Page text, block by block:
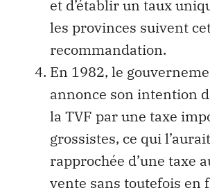
et d’établir un taux
les provinces suivent
recommandation.
En 1982, le
annonce son intention
la TVF par une taxe
grossistes, ce qui l’aurait
rapprochée d’une taxe
vente sans toutefois en